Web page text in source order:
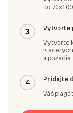
do 70x100
3 Vytvorte
Vytvorte
a pozadia.
4 Pridajte
Váš